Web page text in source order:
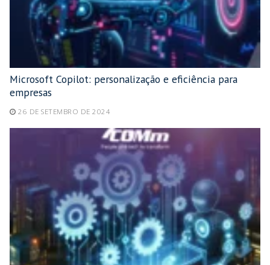
Microsoft Copilot: personalização e eficiência para
empresas
26 DE SETEMBRO DE 2024